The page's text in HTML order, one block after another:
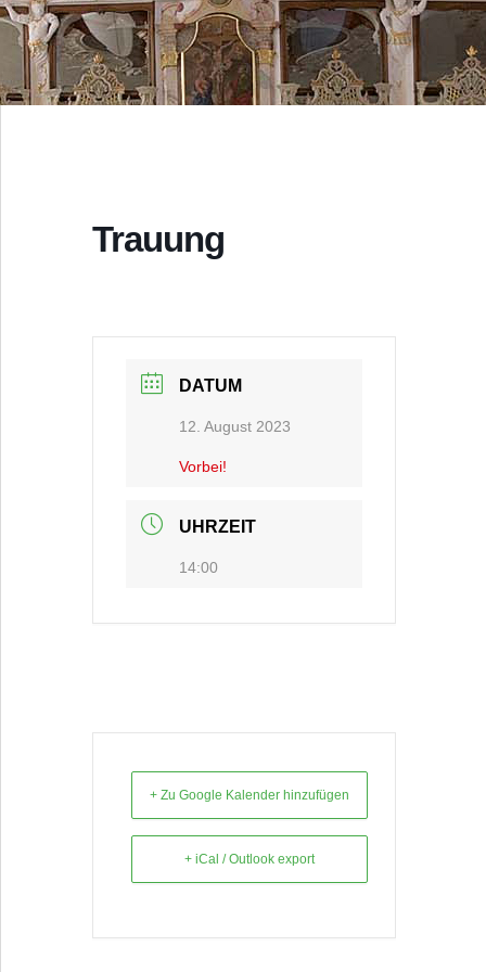
Trauung
DATUM
12. August 2023
Vorbei!
UHRZEIT
14:00
+ Zu Google Kalender hinzufügen
+ iCal / Outlook export